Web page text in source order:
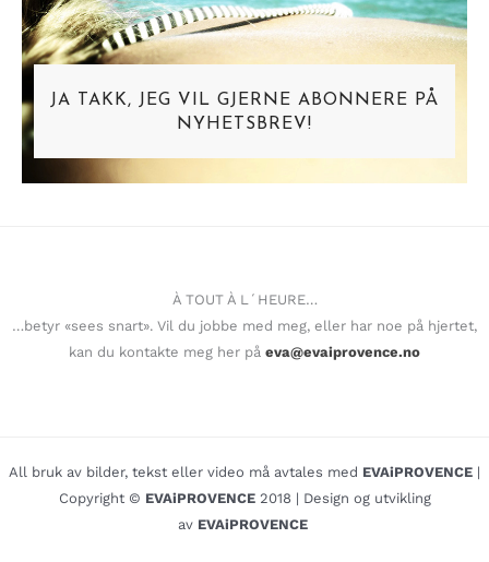
JA TAKK, JEG VIL GJERNE ABONNERE PÅ
NYHETSBREV!
À TOUT À L´HEURE…
…betyr «sees snart». Vil du jobbe med meg, eller har noe på hjertet,
kan du kontakte meg her på eva@evaiprovence.no
All bruk av bilder, tekst eller video må avtales med EVAiPROVENCE |
Copyright © EVAiPROVENCE2018 | Design og utvikling
av EVAiPROVENCE